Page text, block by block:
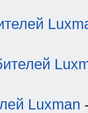
Luxman